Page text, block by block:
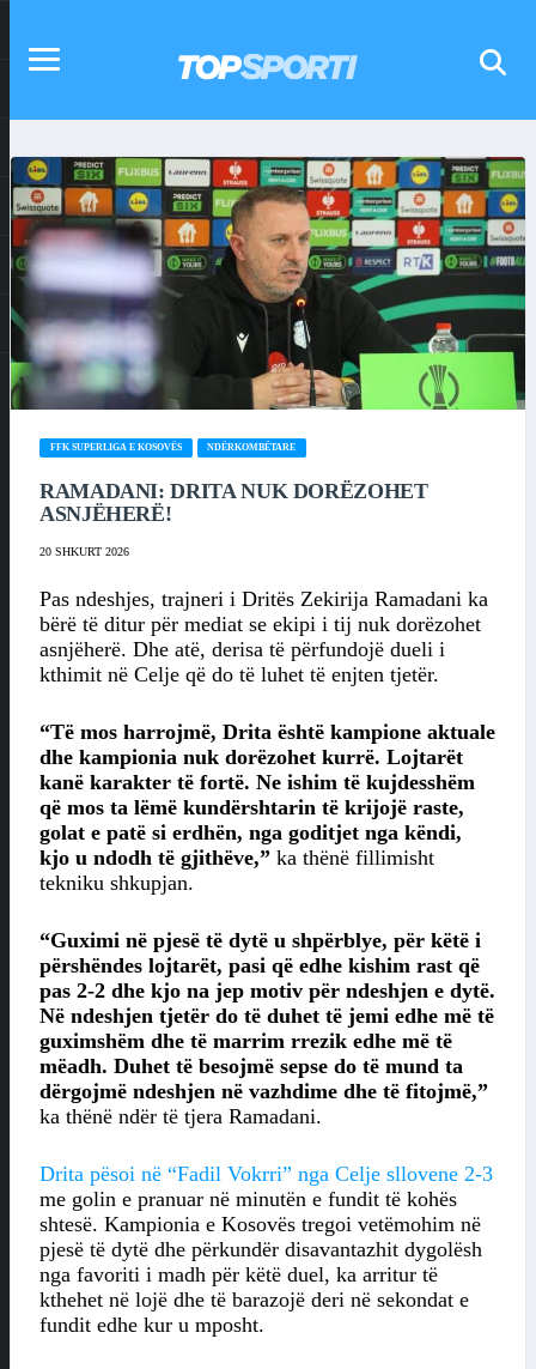
FFK SUPERLIGA E KOSOVËS NDËRKOMBËTARE
RAMADANI: DRITA NUK DORËZOHET
ASNJËHERË!
20 SHKURT 2026
Pas ndeshjes, trajneri i Dritës Zekirija Ramadani ka
bërë të ditur për mediat se ekipi i tij nuk dorëzohet
asnjëherë. Dhe atë, derisa të përfundojë dueli i
kthimit në Celje që do të luhet të enjten tjetër.
“Të mos harrojmë, Drita është kampione aktuale
dhe kampionia nuk dorëzohet kurrë. Lojtarët
kanë karakter të fortë. Ne ishim të kujdesshëm
që mos ta lëmë kundërshtarin të krijojë raste,
golat e patë si erdhën, nga goditjet nga këndi,
kjo u ndodh të gjithëve,” ka thënë fillimisht
tekniku shkupjan.
“Guximi në pjesë të dytë u shpërblye, për këtë i
përshëndes lojtarët, pasi që edhe kishim rast që
pas 2-2 dhe kjo na jep motiv për ndeshjen e dytë.
Në ndeshjen tjetër do të duhet të jemi edhe më të
guximshëm dhe të marrim rrezik edhe më të
mëadh. Duhet të besojmë sepse do të mund ta
dërgojmë ndeshjen në vazhdime dhe të fitojmë,”
ka thënë ndër të tjera Ramadani.
Drita pësoi në “Fadil Vokrri” nga Celje sllovene 2-3
me golin e pranuar në minutën e fundit të kohës
shtesë. Kampionia e Kosovës tregoi vetëmohim në
pjesë të dytë dhe përkundër disavantazhit dygolësh
nga favoriti i madh për këtë duel, ka arritur të
kthehet në lojë dhe të barazojë deri në sekondat e
fundit edhe kur u mposht.